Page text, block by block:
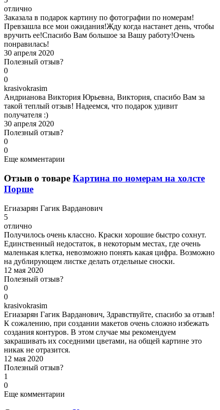
отлично
Заказала в подарок картину по фотографии по номерам!
Превзашла все мои ожидания!Жду когда настанет день, чтобы
вручить ее!Спасибо Вам большое за Вашу работу!Очень
понравилась!
30 апреля 2020
Полезный отзыв?
0
0
krasivokrasim
Андрианова Виктория Юрьевна, Виктория, спасибо Вам за
такой теплый отзыв! Надеемся, что подарок удивит
получателя :)
30 апреля 2020
Полезный отзыв?
0
0
Еще комментарии
Отзыв о товаре Картина по номерам на холсте
Порше
Егиазарян Гагик Варданович
5
отлично
Получилось очень классно. Краски хорошие быстро сохнут.
Единственный недостаток, в некоторым местах, где очень
маленькая клетка, невозможно понять какая цифра. Возможно
на дублирующем листке делать отдельные сноски.
12 мая 2020
Полезный отзыв?
0
0
krasivokrasim
Егиазарян Гагик Варданович, Здравствуйте, спасибо за отзыв!
К сожалению, при создании макетов очень сложно избежать
создания контуров. В этом случае мы рекомендуем
закрашивать их соседними цветами, на общей картине это
никак не отразится.
12 мая 2020
Полезный отзыв?
1
0
Еще комментарии